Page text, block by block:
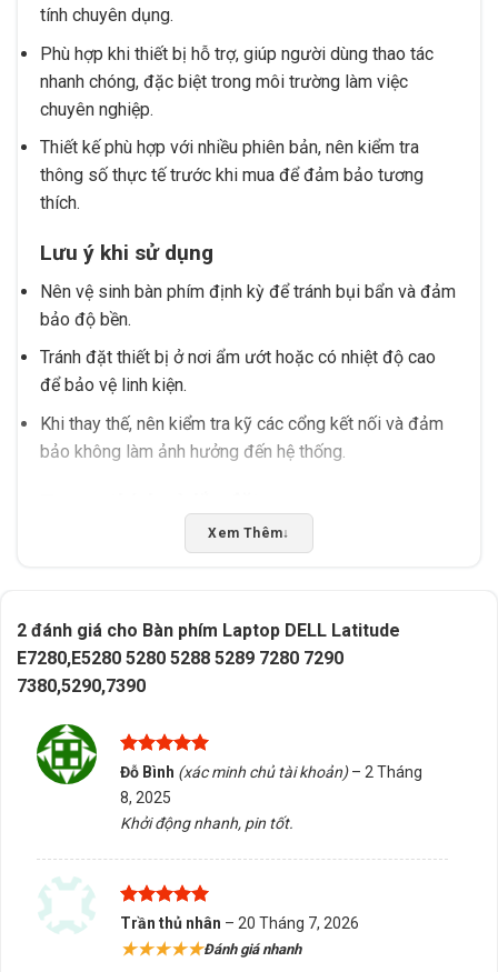
tính chuyên dụng.
Phù hợp khi thiết bị hỗ trợ, giúp người dùng thao tác
nhanh chóng, đặc biệt trong môi trường làm việc
chuyên nghiệp.
Thiết kế phù hợp với nhiều phiên bản, nên kiểm tra
thông số thực tế trước khi mua để đảm bảo tương
thích.
Lưu ý khi sử dụng
Nên vệ sinh bàn phím định kỳ để tránh bụi bẩn và đảm
bảo độ bền.
Tránh đặt thiết bị ở nơi ẩm ướt hoặc có nhiệt độ cao
để bảo vệ linh kiện.
Khi thay thế, nên kiểm tra kỹ các cổng kết nối và đảm
bảo không làm ảnh hưởng đến hệ thống.
Phù hợp khi thiết bị hỗ trợ, nên kiểm tra thông số thực
dễ dàng.
Nên tham khảo hướng dẫn từ nhà sản xuất để tránh
sai sót trong quá trình sử dụng.
Tấn Phát AD sẵn sàng tư vấn chọn đúng sản phẩm, hỗ
trợ kiểm tra tương thích và giao hàng/tư vấn tại Buôn
Ma Thuột, Đắk Lắk. Liên hệ để được hỗ trợ tận tình!
Xem Thêm↓
2 đánh giá cho Bàn phím Laptop DELL Latitude
E7280,E5280 5280 5288 5289 7280 7290
7380,5290,7390
Được xếp
5
sao
Đỗ Bình (xác minh chủ tài khoản) – 2 Tháng
8, 2025
Khởi động nhanh, pin tốt.
Được xếp
hạng 5
5
sao
Trần thủ nhân – 20 Tháng 7, 2026
★★★★★Đánh giá nhanh